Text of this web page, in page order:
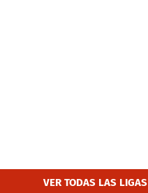
VER TODAS LAS LIGAS